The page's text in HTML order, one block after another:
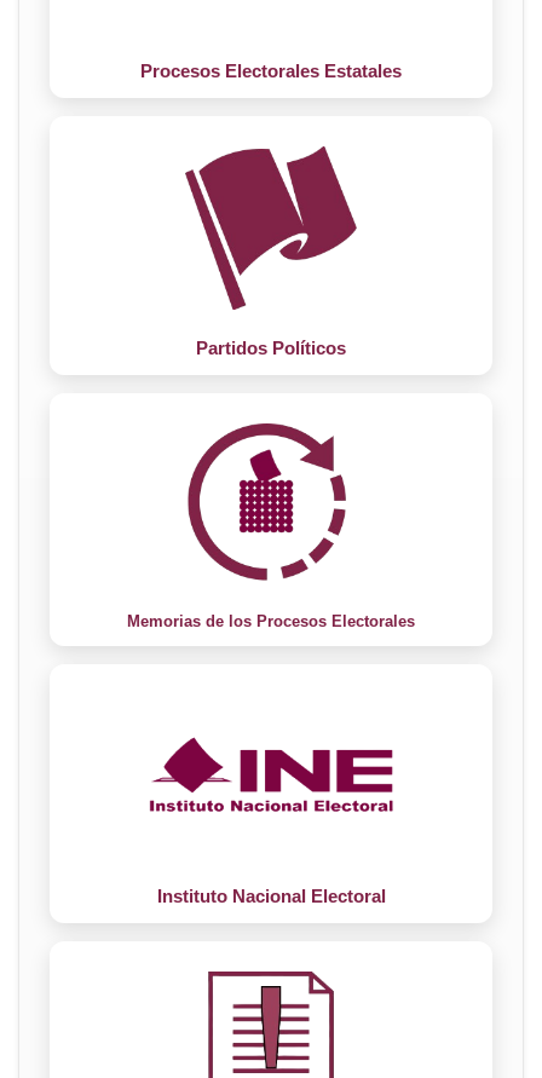
Procesos Electorales Estatales
Partidos Políticos
Memorias de los Procesos Electorales
Instituto Nacional Electoral